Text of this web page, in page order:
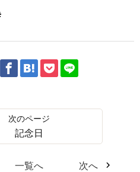
記念日
一覧へ 次へ